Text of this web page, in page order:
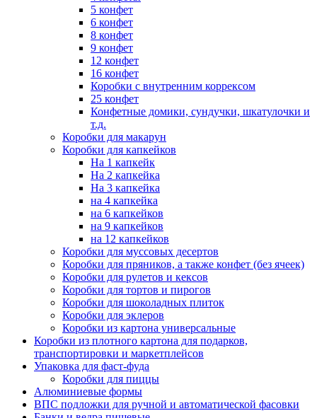
5 конфет
6 конфет
8 конфет
9 конфет
12 конфет
16 конфет
Коробки с внутренним коррексом
25 конфет
Конфетные домики, сундучки, шкатулочки и
т.д.
Коробки для макарун
Коробки для капкейков
На 1 капкейк
На 2 капкейка
На 3 капкейка
на 4 капкейка
на 6 капкейков
на 9 капкейков
на 12 капкейков
Коробки для муссовых десертов
Коробки для пряников, а также конфет (без ячеек)
Коробки для рулетов и кексов
Коробки для тортов и пирогов
Коробки для шоколадных плиток
Коробки для эклеров
Коробки из картона универсальные
Коробки из плотного картона для подарков,
транспортировки и маркетплейсов
Упаковка для фаст-фуда
Коробки для пиццы
Алюминиевые формы
ВПС подложки для ручной и автоматической фасовки